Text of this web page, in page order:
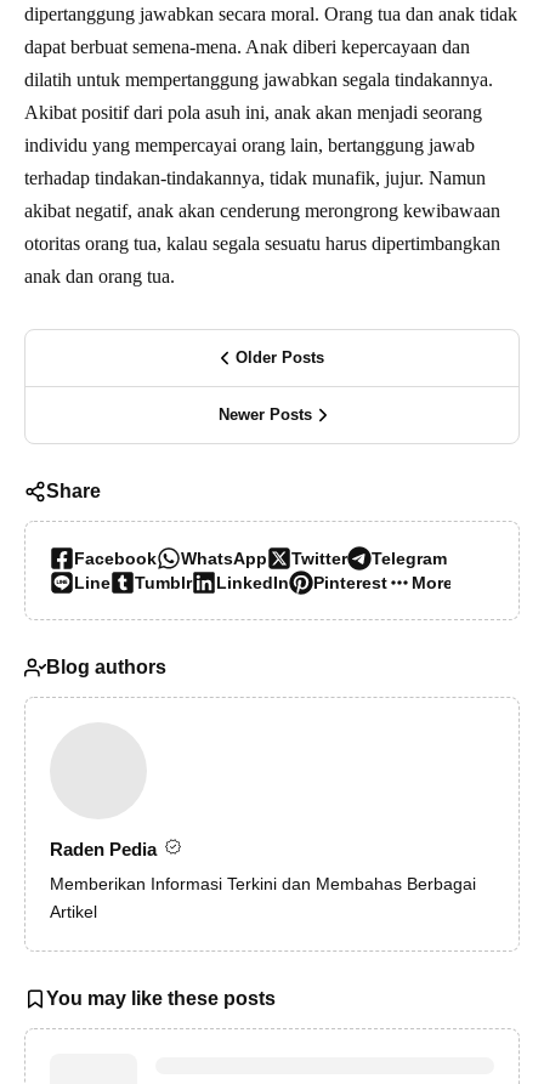
dipertanggung jawabkan secara moral. Orang tua dan anak tidak
dapat berbuat semena-mena. Anak diberi kepercayaan dan
dilatih untuk mempertanggung jawabkan segala tindakannya.
Akibat positif dari pola asuh ini, anak akan menjadi seorang
individu yang mempercayai orang lain, bertanggung jawab
terhadap tindakan-tindakannya, tidak munafik, jujur. Namun
akibat negatif, anak akan cenderung merongrong kewibawaan
otoritas orang tua, kalau segala sesuatu harus dipertimbangkan
anak dan orang tua.
Older Posts
Newer Posts
Share
Facebook WhatsApp Twitter
Telegram
Line
Tumblr LinkedIn Pinterest More…
Blog authors
Raden Pedia
Memberikan Informasi Terkini dan Membahas Berbagai
Artikel
You may like these posts